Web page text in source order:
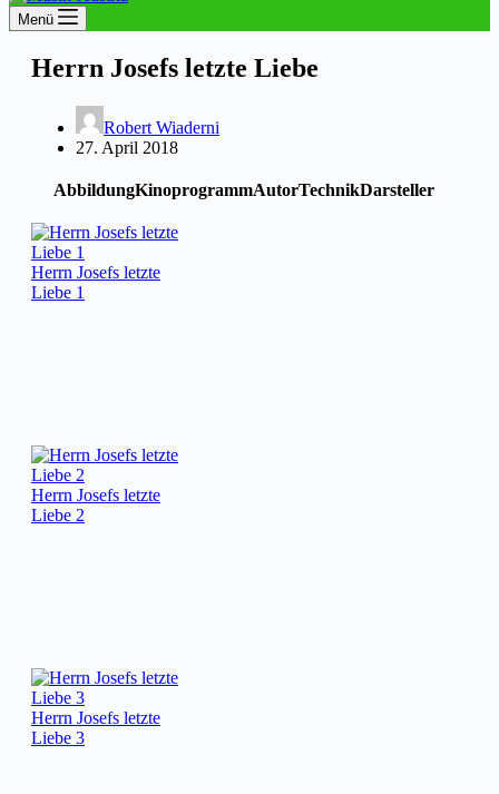
Menü
Herrn Josefs letzte Liebe
Robert Wiaderni
27. April 2018
AbbildungKinoprogrammAutorTechnikDarsteller
Herrn Josefs letzte
Liebe 1
Herrn Josefs letzte
Liebe 2
Herrn Josefs letzte
Liebe 3